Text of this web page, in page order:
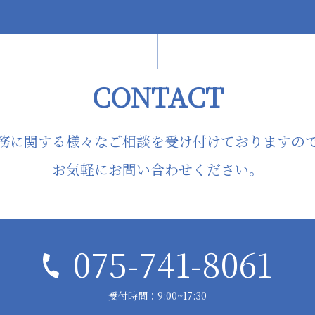
CONTACT
に関する様々なご相談を受け付けておりますの
お気軽にお問い合わせください。
075-741-8061
受付時間：9:00~17:30